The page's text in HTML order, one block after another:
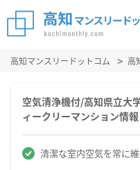
高知マンスリードットコム 高
空気清浄機付/高知県立大
ィークリーマンション情報
清潔な室内空気を常に